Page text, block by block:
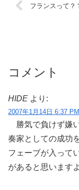
フランスって？
コメント
HIDE より:
2007年1月14日 6:37 PM
勝気で負けず嫌
奏家としての成功
フェーブが入って
があると思います